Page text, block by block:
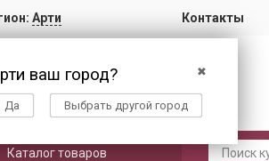
Арти
✖
ваш город?
Да Выбрать другой город
Контакты
Каталог товаров